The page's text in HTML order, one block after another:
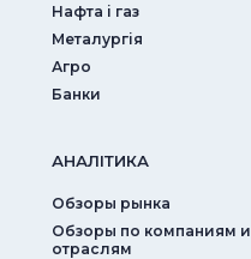
Нафта і газ
Металургія
Агро
Банки
АНАЛIТИКА
Обзоры рынка
Обзоры по компаниям и
отраслям